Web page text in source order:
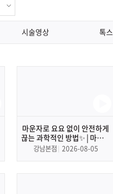
시술영상 톡
마운자로 요요 없이 안전하게
끊는 과학적인 방법✨ | 마운자
로, 비만치료제, 다이어트, 체
강남본점 2026-08-05